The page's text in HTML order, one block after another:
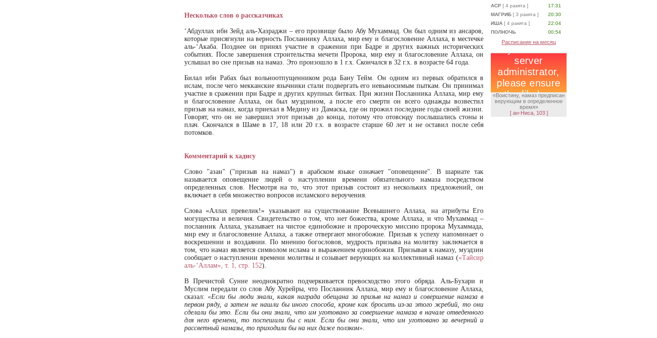
Несколько слов о рассказчиках
‘Абдуллах ибн Зейд аль-Хазраджи – его прозвище было Абу Мухаммад. Он был одним из ансаров,
которые присягнули на верность Посланнику Аллаха, мир ему и благословение Аллаха, в местечке
аль-‘Акаба. Позднее он принял участие в сражении при Бадре и других важных исторических
событиях. После завершения строительства мечети Пророка, мир ему и благословение Аллаха, он
услышал во сне призыв на намаз. Это произошло в 1 г.х. Скончался в 32 г.х. в возрасте 64 года.
Билал ибн Рабах был вольноотпущенником рода Бану Тейм. Он одним из первых обратился в
ислам, после чего мекканские язычники стали подвергать его невыносимым пыткам. Он принимал
участие в сражении при Бадре и других крупных битвах. При жизни Посланника Аллаха, мир ему
и благословение Аллаха, он был муэдзином, а после его смерти он всего однажды возвестил
призыв на намаз, когда приехал в Медину из Дамаска, где он прожил последние годы своей жизни.
Говорят, что он не завершил этот призыв до конца, потому что отовсюду послышались стоны и
плач. Скончался в Шаме в 17, 18 или 20 г.х. в возрасте старше 60 лет и не оставил после себя
потомков.
Комментарий к хадису
Слово "азан" ("призыв на намаз") в арабском языке означает "оповещение". В шариате так
называется оповещение людей о наступлении времени обязательного намаза посредством
определенных слов. Несмотря на то, что этот призыв состоит из нескольких предложений, он
включает в себя множество вопросов исламского вероучения.
Слова «Аллах превелик!» указывают на существование Всевышнего Аллаха, на атрибуты Его
могущества и величия. Свидетельство о том, что нет божества, кроме Аллаха, и что Мухаммад –
посланник Аллаха, указывает на чистое единобожие и пророческую миссию пророка Мухаммада,
мир ему и благословение Аллаха, а также отвергают многобожие. Призыв к успеху напоминает о
воскрешении и воздаянии. По мнению богословов, мудрость призыва на молитву заключается в
том, что намаз является символом ислама и выражением единобожия. Призывая к намазу, муэдзин
сообщает о наступлении времени молитвы и созывает верующих на коллективный намаз («Тайсир
аль-‘Аллам», т. 1, стр. 152).
В Пречистой Сунне неоднократно подчеркивается превосходство этого обряда. Аль-Бухари и
Муслим передали со слов Абу Хурейры, что Посланник Аллаха, мир ему и благословение Аллаха,
сказал:«Если бы люди знали, какая награда обещана за призыв на намаз и совершение намаза в
первом ряду, а затем не нашли бы иного способа, кроме как бросить из-за этого жребий, то они
сделали бы это. Если бы они знали, что им уготовано за совершение намаза в начале отведенного
для него времени, то поспешили бы с ним. Если бы они знали, что им уготовано за вечерний и
рассветный намазы, то приходили бы на них даже ползком».
АСР [ 4 ракята ]
17:31
МАГРИБ [ 3 ракята ]
20:30
ИША [ 4 ракята ]
22:04
ПОЛНОЧЬ
00:54
Расписание на месяц
«Воистину, намаз предписан
верующим в определенное
время»
[ ан-Ниса, 103 ]